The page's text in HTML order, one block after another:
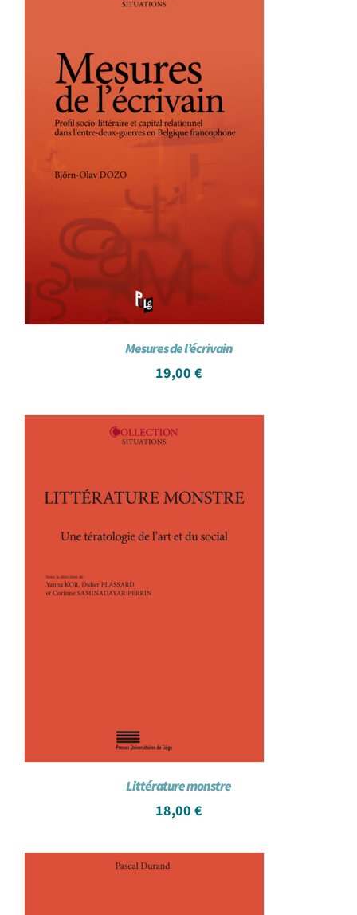
Panier WooCommerce
Mesures de l’écrivain
19,00 €
Littérature monstre
18,00 €